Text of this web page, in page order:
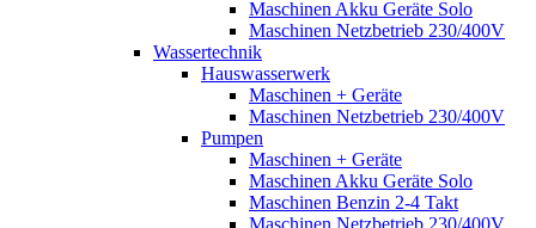
Maschinen Akku Geräte Solo
Maschinen Netzbetrieb 230/400V
Wassertechnik
Hauswasserwerk
Maschinen + Geräte
Maschinen Netzbetrieb 230/400V
Pumpen
Maschinen + Geräte
Maschinen Akku Geräte Solo
Maschinen Benzin 2-4 Takt
Maschinen Netzbetrieb 230/400V